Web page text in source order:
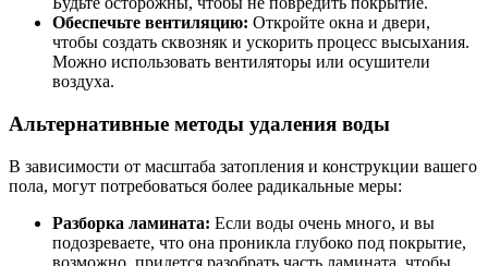
Обеспечьте вентиляцию: Откройте окна и двери,
чтобы создать сквозняк и ускорить процесс высыхания.
Можно использовать вентиляторы или осушители
воздуха.
Альтернативные методы удаления воды
В зависимости от масштаба затопления и конструкции вашего
пола, могут потребоваться более радикальные меры:
Разборка ламината: Если воды очень много, и вы
подозреваете, что она проникла глубоко под покрытие,
возможно, придется разобрать часть ламината, чтобы